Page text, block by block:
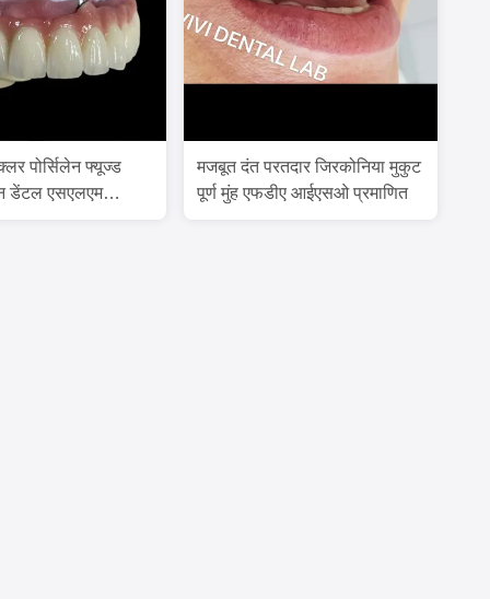
पोर्सिलेन फ्यूज्ड
डेंटल एसएलएम
मजबूत दंत परतदार जिरकोनिया मुकुट
पूर्ण मुंह एफडीए आईएसओ प्रमाणित